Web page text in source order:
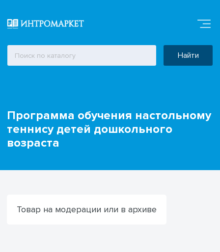
Найти
Программа обучения настольному
теннису детей дошкольного
возраста
Товар на модерации или в архиве